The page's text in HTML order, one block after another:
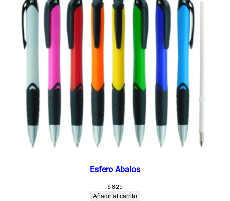
Esfero Abalos
$825
Añadir al carrito